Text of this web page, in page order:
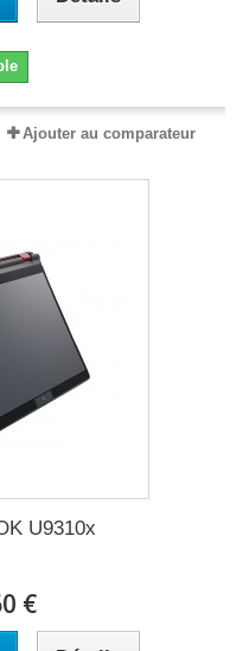
Ajouter au comparateur
U9310x
€